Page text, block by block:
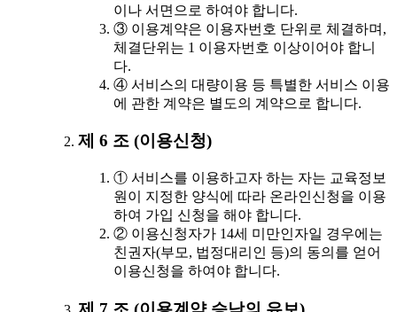
이나 서면으로 하여야 합니다.
③ 이용계약은 이용자번호 단위로 체결하며,
체결단위는 1 이용자번호 이상이어야 합니
다.
④ 서비스의 대량이용 등 특별한 서비스 이용
에 관한 계약은 별도의 계약으로 합니다.
제 6 조 (이용신청)
① 서비스를 이용하고자 하는 자는 교육정보
원이 지정한 양식에 따라 온라인신청을 이용
하여 가입 신청을 해야 합니다.
② 이용신청자가 14세 미만인자일 경우에는
친권자(부모, 법정대리인 등)의 동의를 얻어
이용신청을 하여야 합니다.